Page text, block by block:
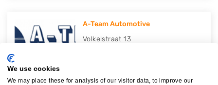
A-Team Automotive
Volkelstraat 13
We use cookies
We may place these for analysis of our visitor data, to improve our